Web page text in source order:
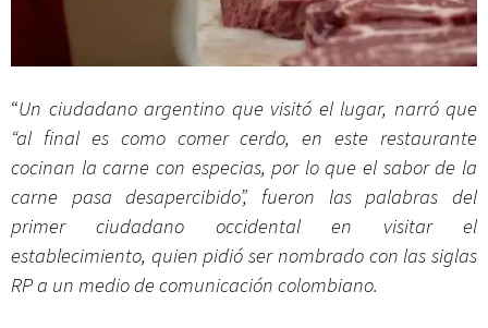
“Un ciudadano argentino que visitó el lugar, narró que
“al final es como comer cerdo, en este restaurante
cocinan la carne con especias, por lo que el sabor de la
carne pasa desapercibido”, fueron las palabras del
primer ciudadano occidental en visitar el
establecimiento, quien pidió ser nombrado con las siglas
RP a un medio de comunicación colombiano.